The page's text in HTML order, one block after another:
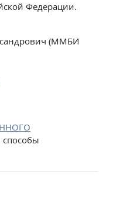
Федерации.
(ММБИ
способы